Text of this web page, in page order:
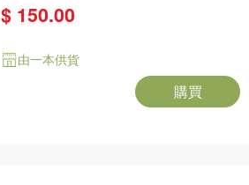
$ 150.00
由一本供貨
購買